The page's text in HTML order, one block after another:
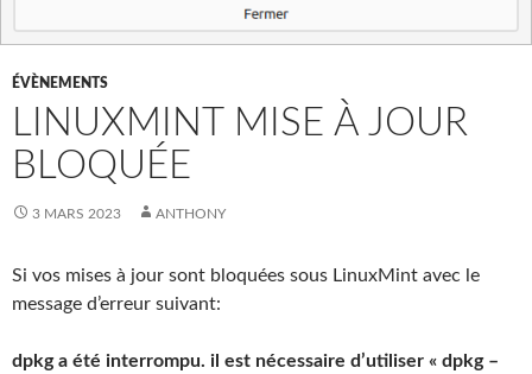
ÉVÈNEMENTS
LINUXMINT MISE À JOUR
BLOQUÉE
3 MARS 2023 ANTHONY
Si vos mises à jour sont bloquées sous LinuxMint avec le
message d’erreur suivant:
dpkg a été interrompu. il est nécessaire d’utiliser « dpkg –